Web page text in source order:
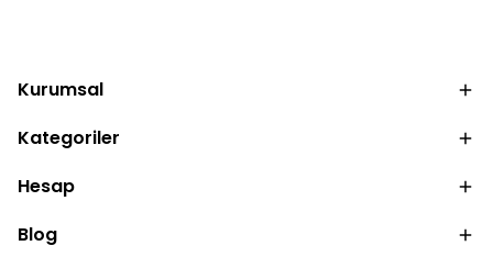
Kurumsal
Kategoriler
Hesap
Blog